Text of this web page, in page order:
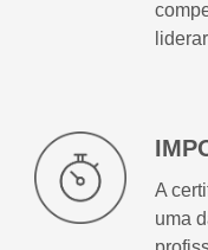
A
uma